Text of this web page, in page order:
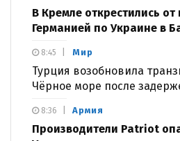
В Кремле открестились от
Германией по Украине в
Мир
Турция возобновила
Чёрное море после
8:45
Армия
Производители Patriot
8:36